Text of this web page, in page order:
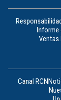
Informe
Ventas
Canal RCN